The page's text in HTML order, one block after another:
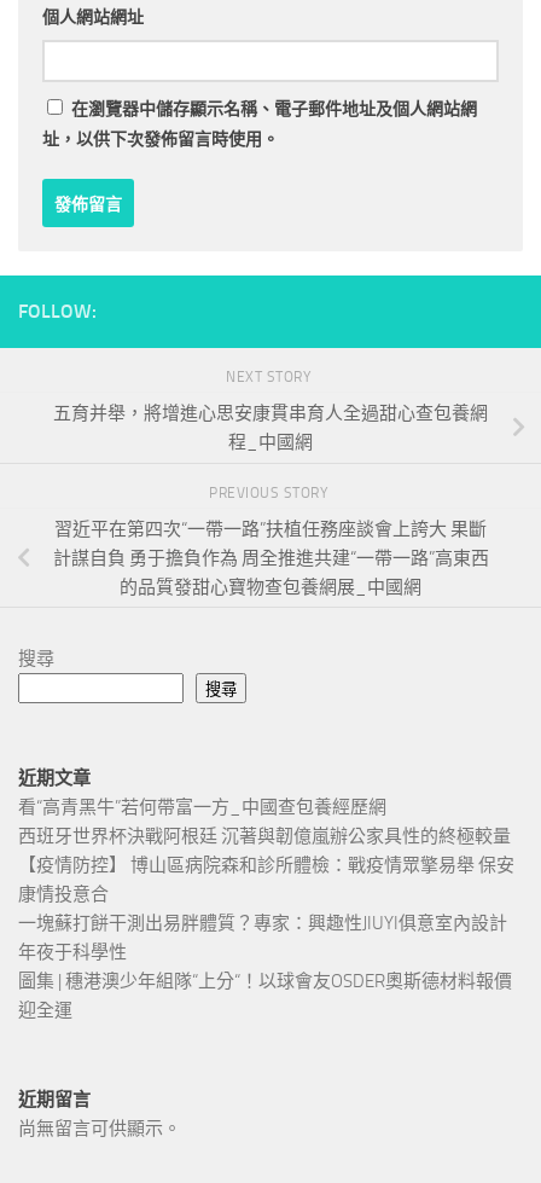
個人網站網址
在瀏覽器中儲存顯示名稱、電子郵件地址及個人網站網
址，以供下次發佈留言時使用。
FOLLOW:
NEXT STORY
五育并舉，將增進心思安康貫串育人全過甜心查包養網
程_中國網
PREVIOUS STORY
習近平在第四次“一帶一路”扶植任務座談會上誇大 果斷
計謀自負 勇于擔負作為 周全推進共建“一帶一路”高東西
的品質發甜心寶物查包養網展_中國網
搜尋
搜尋
近期文章
看“高青黑牛”若何帶富一方_中國查包養經歷網
西班牙世界杯決戰阿根廷 沉著與韌億嵐辦公家具性的終極較量
【疫情防控】 博山區病院森和診所體檢：戰疫情眾擎易舉 保安
康情投意合
一塊蘇打餅干測出易胖體質？專家：興趣性JIUYI俱意室內設計
年夜于科學性
圖集 | 穗港澳少年組隊“上分“！以球會友OSDER奧斯德材料報價
迎全運
近期留言
尚無留言可供顯示。